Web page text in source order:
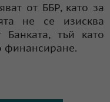
от ББР, като за
не се изисква
тъй като
финансиране.